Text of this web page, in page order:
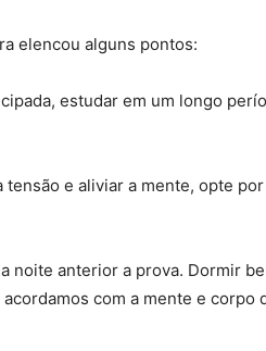
elencou alguns pontos:
estudar em um longo
e aliviar a mente, opte
noite anterior a prova. Dormir
com a mente e